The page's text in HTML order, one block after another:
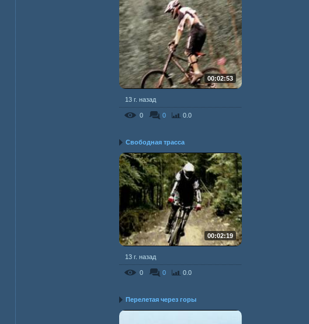
00:02:53
13 г. назад
0 0 0.0
Свободная трасса
00:02:19
13 г. назад
0 0 0.0
Перелетая через горы